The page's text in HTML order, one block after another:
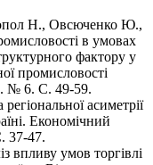
Н., Овсюченко Ю.,
в умовах
фактору у
промисловості
№ 6. С. 49-59.
асиметрії
Економічний
37-47.
впливу умов торгівлі